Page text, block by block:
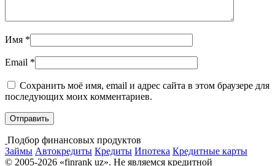
Имя *
Email *
Сохранить моё имя, email и адрес сайта в этом браузере для
последующих моих комментариев.
Подбор финансовых продуктов
Займы Автокредиты Кредиты Ипотека Кредитные карты
© 2005-2026 «finrank uz». Не являемся кредитной